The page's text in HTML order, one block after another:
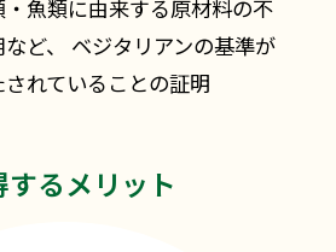
・魚類に由来する原材料の不
ど、
ベジタリアンの基準が
されていることの証明
するメリット